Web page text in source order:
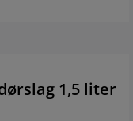
1,5 liter